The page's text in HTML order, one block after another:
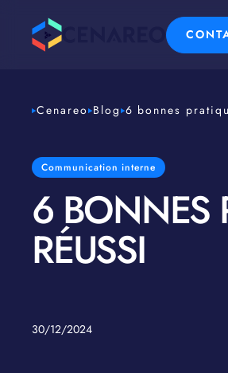
Cenareo Blog 6 bonnes
Communication interne
6 BONNES
RÉUSSI
30/12/2024